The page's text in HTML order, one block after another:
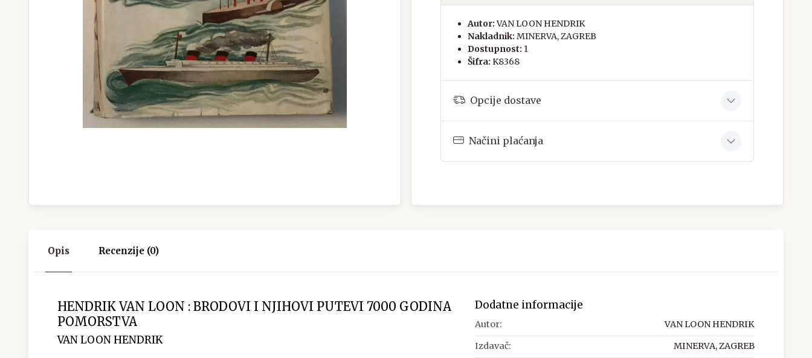
Autor: VAN LOON HENDRIK
Nakladnik: MINERVA, ZAGREB
Dostupnost: 1
Šifra: K8368
Opcije dostave
Načini plaćanja
Opis Recenzije (0)
HENDRIK VAN LOON : BRODOVI I NJIHOVI PUTEVI 7000 GODINA
POMORSTVA
VAN LOON HENDRIK
Dodatne informacije
Autor: VAN LOON HENDRIK
Izdavač: MINERVA, ZAGREB